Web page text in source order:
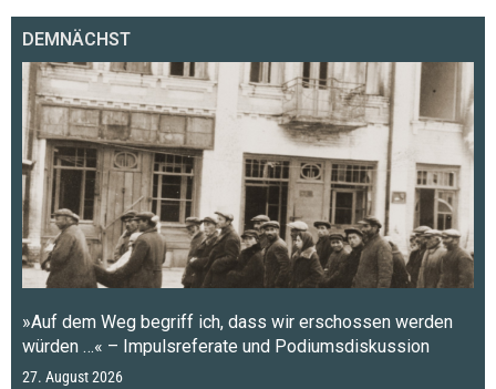
DEMNÄCHST
»Auf dem Weg begriff ich, dass wir erschossen werden
würden …« – Impulsreferate und Podiumsdiskussion
27. August 2026